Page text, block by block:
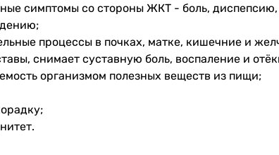
симптомы со стороны ЖКТ - боль,
процессы в почках, матке, кишечние и
снимает суставную боль, воспаление и
организмом полезных веществ из пищи;